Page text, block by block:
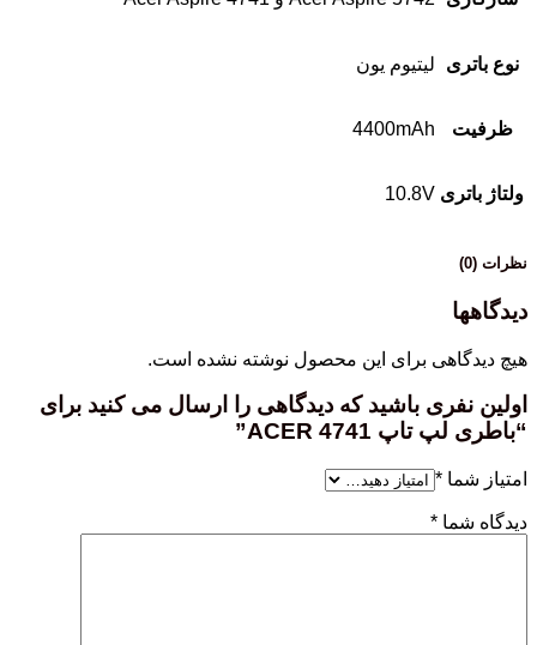
نوع باتری لیتیوم یون
ظرفیت 4400mAh
ولتاژ باتری 10.8V
نظرات (0)
دیدگاهها
هیچ دیدگاهی برای این محصول نوشته نشده است.
اولین نفری باشید که دیدگاهی را ارسال می کنید برای
“باطری لپ تاپ ACER 4741”
امتیاز شما *
دیدگاه شما *